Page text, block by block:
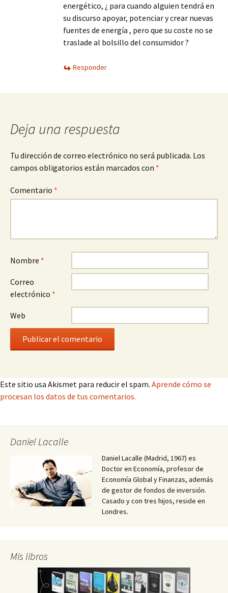
energético, ¿ para cuando alguien tendrá en
su discurso apoyar, potenciar y crear nuevas
fuentes de energía , pero que su coste no se
traslade al bolsillo del consumidor ?
Responder
Deja una respuesta
Tu dirección de correo electrónico no será publicada. Los
campos obligatorios están marcados con *
Comentario *
Nombre *
Correo
electrónico *
Web
Este sitio usa Akismet para reducir el spam. Aprende cómo se
procesan los datos de tus comentarios.
Daniel Lacalle
Daniel Lacalle (Madrid, 1967) es
Doctor en Economía, profesor de
Economía Global y Finanzas, además
de gestor de fondos de inversión.
Casado y con tres hijos, reside en
Londres.
Mis libros